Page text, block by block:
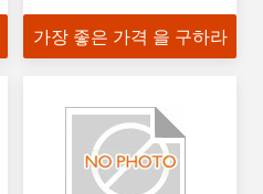
키트
가장 좋은 가격 을 구하라